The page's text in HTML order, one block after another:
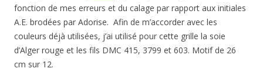
fonction de mes erreurs et du calage par rapport aux initiales
A.E. brodées par Adorise. Afin de m’accorder avec les
couleurs déjà utilisées, j’ai utilisé pour cette grille la soie
d’Alger rouge et les fils DMC 415, 3799 et 603. Motif de 26
cm sur 12.